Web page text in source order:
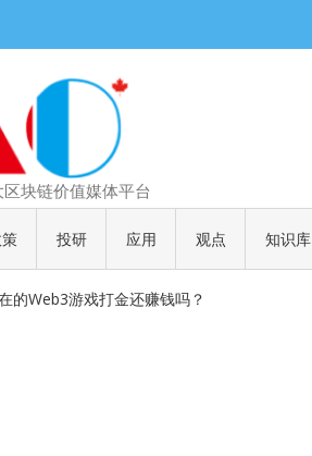
块链价值媒体平台
投研 应用 观点 知识库
为 Web3 带来现实世界的商业机会
币 vs 精英币：一场加密世界的文化革命
就是产品
币现货 ETF 获得 SEC 正式批准
的Web3游戏打金还赚钱吗？